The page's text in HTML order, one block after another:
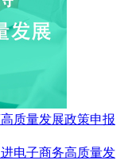
质量发展政策申报
电子商务高质量发